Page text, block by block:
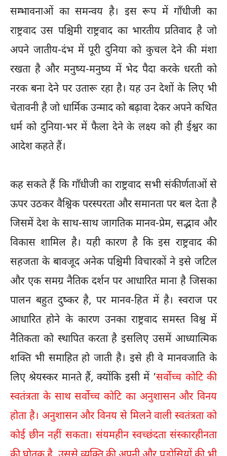
सम्भावनाओं का समन्वय है। इस रूप में गाँधीजी का
राष्ट्रवाद उस पश्चिमी राष्ट्रवाद का भारतीय प्रतिवाद है जो
अपने जातीय-दंभ में पूरी दुनिया को कुचल देने की मंशा
रखता है और मनुष्य-मनुष्य में भेद पैदा करके धरती को
नरक बना देने पर उतारू रहा है। यह उन देशों के लिए भी
चेतावनी है जो धार्मिक उन्माद को बढ़ावा देकर अपने कथित
धर्म को दुनिया-भर में फैला देने के लक्ष्य को ही ईश्वर का
आदेश कहते हैं।
कह सकते हैं कि गाँधीजी का राष्ट्रवाद सभी संकीर्णताओं से
ऊपर उठकर वैश्विक परस्परता और समानता पर बल देता है
जिसमें देश के साथ-साथ जागतिक मानव-प्रेम, सद्भाव और
विकास शामिल है। यही कारण है कि इस राष्ट्रवाद की
सहजता के बावजूद अनेक पश्चिमी विचारकों ने इसे जटिल
और एक समग्र नैतिक दर्शन पर आधारित माना है जिसका
पालन बहुत दुष्कर है, पर मानव-हित में है। स्वराज पर
आधारित होने के कारण उनका राष्ट्रवाद समस्त विश्व में
नैतिकता को स्थापित करता है इसलिए उसमें आध्यात्मिक
शक्ति भी समाहित हो जाती है। इसे ही वे मानवजाति के
लिए श्रेयस्कर मानते हैं, क्योंकि इसी में ’सर्वोच्च कोटि की
स्वतंत्रता के साथ सर्वोच्च कोटि का अनुशासन और विनय
होता है। अनुशासन और विनय से मिलने वाली स्वतंत्रता को
कोई छीन नहीं सकता। संयमहीन स्वच्छंदता संस्कारहीनता